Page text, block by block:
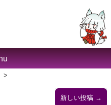
>
新しい投稿 →